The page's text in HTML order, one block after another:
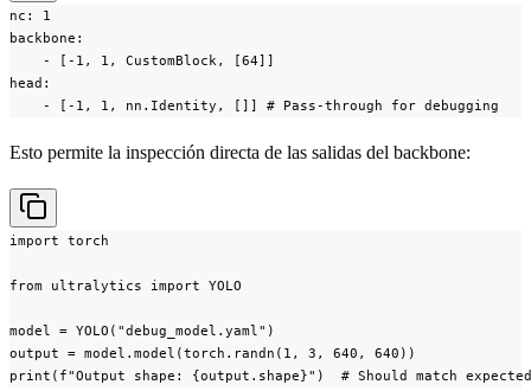
nc: 1
backbone:
    - [-1, 1, CustomBlock, [64]]
head:
    - [-1, 1, nn.Identity, []] # Pass-through for debugging
Esto permite la inspección directa de las salidas del backbone:
import torch
from ultralytics import YOLO
model = YOLO("debug_model.yaml")
output = model.model(torch.randn(1, 3, 640, 640))
print(f"Output shape: {output.shape}")  # Should match